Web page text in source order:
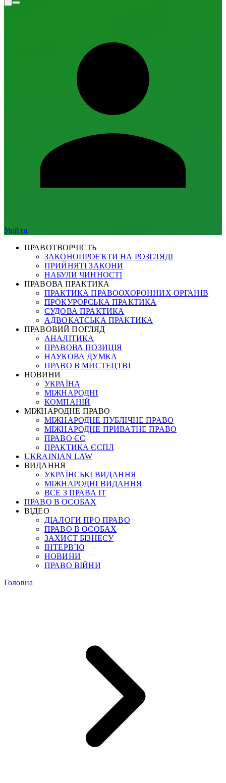
Увійти
ПРАВОТВОРЧІСТЬ
ЗАКОНОПРОЄКТИ НА РОЗГЛЯДІ
ПРИЙНЯТІ ЗАКОНИ
НАБУЛИ ЧИННОСТІ
ПРАВОВА ПРАКТИКА
ПРАКТИКА ПРАВООХОРОННИХ ОРГАНІВ
ПРОКУРОРСЬКА ПРАКТИКА
СУДОВА ПРАКТИКА
АДВОКАТСЬКА ПРАКТИКА
ПРАВОВИЙ ПОГЛЯД
АНАЛІТИКА
ПРАВОВА ПОЗИЦІЯ
НАУКОВА ДУМКА
ПРАВО В МИСТЕЦТВІ
НОВИНИ
УКРАЇНА
МІЖНАРОДНІ
КОМПАНІЙ
МІЖНАРОДНЕ ПРАВО
МІЖНАРОДНЕ ПУБЛІЧНЕ ПРАВО
МІЖНАРОДНЕ ПРИВАТНЕ ПРАВО
ПРАВО ЄС
ПРАКТИКА ЄСПЛ
UKRAINIAN LAW
ВИДАННЯ
УКРАЇНСЬКІ ВИДАННЯ
МІЖНАРОДНІ ВИДАННЯ
ВСЕ З ПРАВА ІТ
ПРАВО В ОСОБАХ
ВІДЕО
ДІАЛОГИ ПРО ПРАВО
ПРАВО В ОСОБАХ
ЗАХИСТ БІЗНЕСУ
ІНТЕРВ`Ю
НОВИНИ
ПРАВО ВІЙНИ
Головна